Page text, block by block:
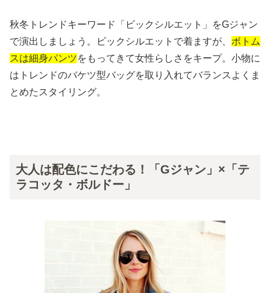
秋冬トレンドキーワード「ビックシルエット」をGジャン
で演出しましょう。ビックシルエットで着ますが、 ボトム
スは細身パンツをもってきて女性らしさをキープ。小物に
はトレンドのバケツ型バッグを取り入れてバランスよくま
とめたスタイリング。
大人は配色にこだわる！「Gジャン」×「テ
ラコッタ・ボルドー」